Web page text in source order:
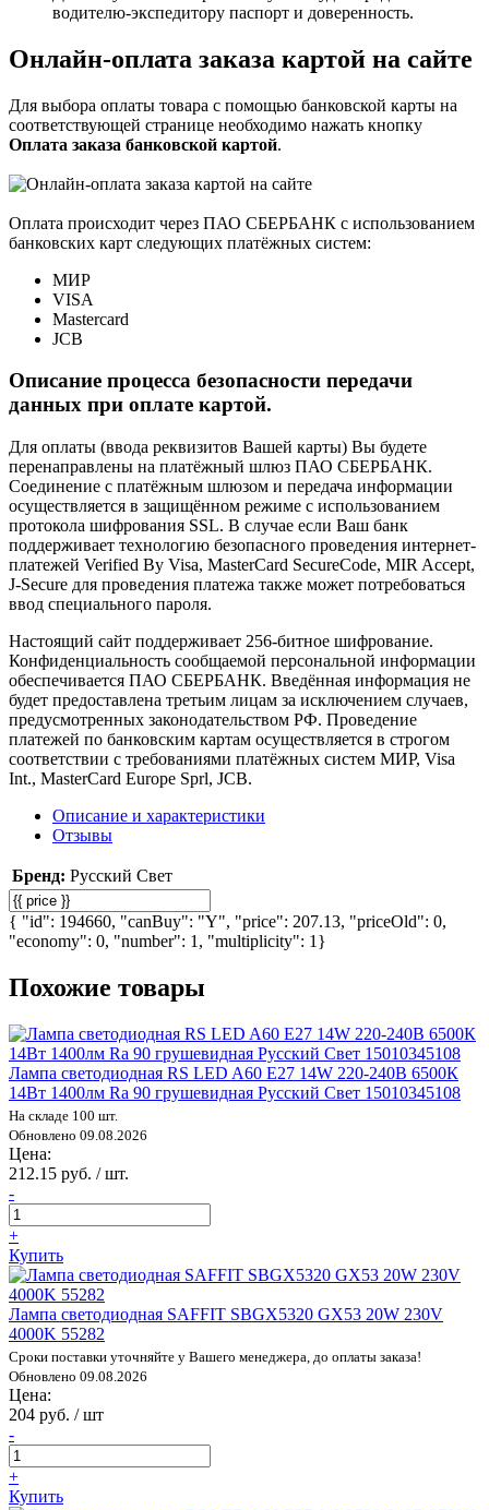
водителю-экспедитору паспорт и доверенность.
Онлайн-оплата заказа картой на сайте
Для выбора оплаты товара с помощью банковской карты на
соответствующей странице необходимо нажать кнопку
Оплата заказа банковской картой.
Оплата происходит через ПАО СБЕРБАНК с использованием
банковских карт следующих платёжных систем:
МИР
VISA
Mastercard
JCB
Описание процесса безопасности передачи
данных при оплате картой.
Для оплаты (ввода реквизитов Вашей карты) Вы будете
перенаправлены на платёжный шлюз ПАО СБЕРБАНК.
Соединение с платёжным шлюзом и передача информации
осуществляется в защищённом режиме с использованием
протокола шифрования SSL. В случае если Ваш банк
поддерживает технологию безопасного проведения интернет-
платежей Verified By Visa, MasterCard SecureCode, MIR Accept,
J-Secure для проведения платежа также может потребоваться
ввод специального пароля.
Настоящий сайт поддерживает 256-битное шифрование.
Конфиденциальность сообщаемой персональной информации
обеспечивается ПАО СБЕРБАНК. Введённая информация не
будет предоставлена третьим лицам за исключением случаев,
предусмотренных законодательством РФ. Проведение
платежей по банковским картам осуществляется в строгом
соответствии с требованиями платёжных систем МИР, Visa
Int., MasterCard Europe Sprl, JCB.
Описание и характеристики
Отзывы
Бренд: Русский Свет
{ "id": 194660, "canBuy": "Y", "price": 207.13, "priceOld": 0,
"economy": 0, "number": 1, "multiplicity": 1}
Похожие товары
Лампа светодиодная RS LED A60 E27 14W 220-240В 6500К
14Вт 1400лм Ra 90 грушевидная Русский Свет 15010345108
На складе 100 шт.
Обновлено 09.08.2026
Цена:
212.15 руб. / шт.
-
+
Купить
Лампа светодиодная SAFFIT SBGX5320 GX53 20W 230V
4000K 55282
Сроки поставки уточняйте у Вашего менеджера, до оплаты заказа!
Обновлено 09.08.2026
Цена:
204 руб. / шт
-
+
Купить